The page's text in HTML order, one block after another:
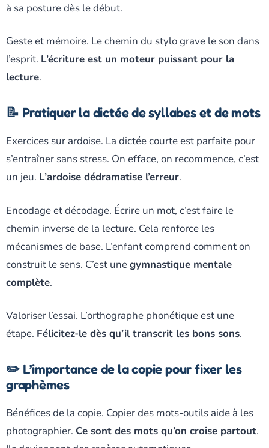
à sa posture dès le début.
Geste et mémoire. Le chemin du stylo grave le son dans
l’esprit. L’écriture est un moteur puissant pour la
lecture.
📝 Pratiquer la dictée de syllabes et de mots
Exercices sur ardoise. La dictée courte est parfaite pour
s’entraîner sans stress. On efface, on recommence, c’est
un jeu. L’ardoise dédramatise l’erreur.
Encodage et décodage. Écrire un mot, c’est faire le
chemin inverse de la lecture. Cela renforce les
mécanismes de base. L’enfant comprend comment on
construit le sens. C’est unegymnastique mentale
complète.
Valoriser l’essai. L’orthographe phonétique est une
étape. Félicitez-le dès qu’il transcrit les bons sons.
✏️ L’importance de la copie pour fixer les
graphèmes
Bénéfices de la copie. Copier des mots-outils aide à les
photographier. Ce sont des mots qu’on croise partout.